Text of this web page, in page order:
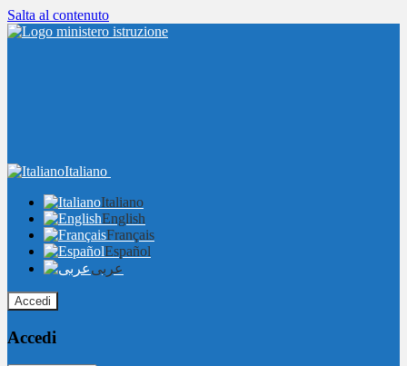
Salta al contenuto
Italiano
Italiano
English
Français
Español
عربى
Accedi
Accedi